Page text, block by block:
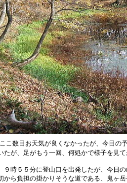
ここ数日お天気が良くなかったが、今日の
たが、足がもう一回、何処かで様子を見
９時５５分に登山口を出発したが、今日
から負担の掛かりそうな道である、鬼ヶ